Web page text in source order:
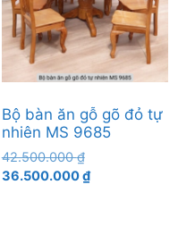
Bộ bàn ăn gỗ gõ đỏ tự
nhiên MS 9685
42.500.000₫Giá
gốc
36.500.000₫Giá